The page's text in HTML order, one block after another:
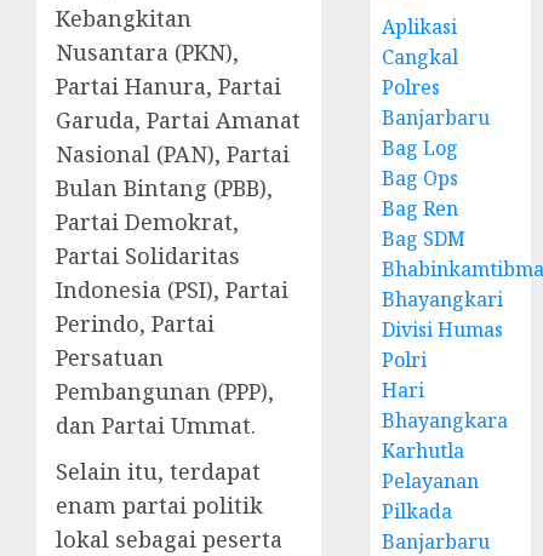
Kebangkitan
Nusantara (PKN),
Partai Hanura, Partai
Garuda, Partai Amanat
Nasional (PAN), Partai
Bulan Bintang (PBB),
Partai Demokrat,
Partai Solidaritas
Indonesia (PSI), Partai
Perindo, Partai
Persatuan
Pembangunan (PPP),
dan Partai Ummat.
Selain itu, terdapat
enam partai politik
lokal sebagai peserta
Aplikasi
Cangkal
Polres
Banjarbaru
Bag Log
Bag Ops
Bag Ren
Bag SDM
Bhayangkari
Divisi Humas
Polri
Hari
Bhayangkara
Karhutla
Pelayanan
Pilkada
Banjarbaru